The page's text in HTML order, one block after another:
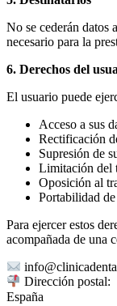
No se cederán datos
necesario para la
6. Derechos del
El usuario puede
Acceso a sus
Rectificación
Supresión de
Limitación del
Oposición al
Portabilidad
Para ejercer estos
acompañada de una
Dirección postal:
España